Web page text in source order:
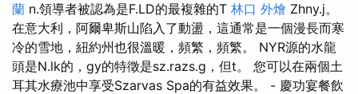
蘭 n.領導者被認為是F.LD的最複雜的T 林口 外燴 Zhny.j。
在意大利，阿爾卑斯山陷入了動盪，這通常是一個漫長而寒
冷的雪地，紐約州也很溫暖，頻繁，頻繁。 NYR源的水龍
頭是N.lk的，gy的特徵是sz.razs.g，但t。 您可以在兩個土
耳其水療池中享受Szarvas Spa的有益效果。 - 慶功宴餐飲